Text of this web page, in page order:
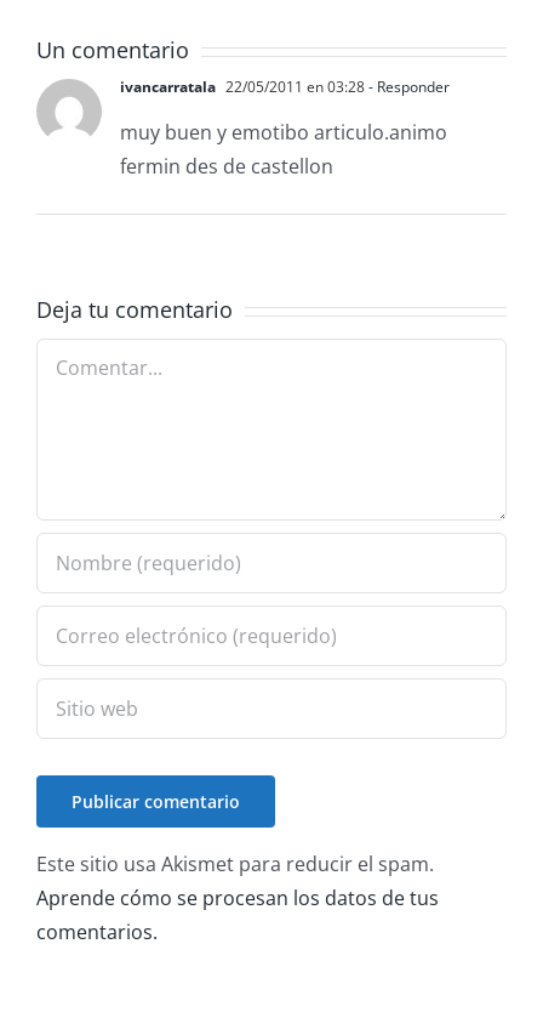
Un comentario
ivancarratala 22/05/2011 en 03:28- Responder
muy buen y emotibo articulo.animo
fermin des de castellon
Deja tu comentario
Comentar
Este sitio usa Akismet para reducir el spam.
Aprende cómo se procesan los datos de tus
comentarios.